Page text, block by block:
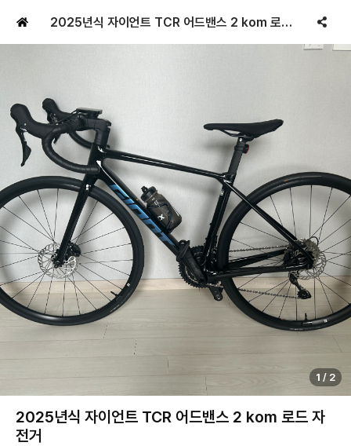
2025년식 자이언트 TCR 어드밴스 2 kom 로드 자전거
1 / 2
2025년식 자이언트 TCR 어드밴스 2 kom 로드 자
전거